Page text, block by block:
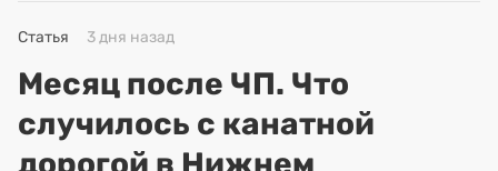
Статья 3 дня назад
Месяц после ЧП. Что
случилось с канатной